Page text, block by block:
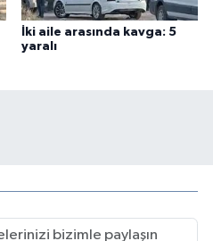
İki aile arasında kavga: 5
yaralı